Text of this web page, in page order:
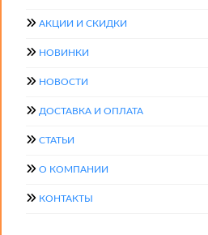
АКЦИИ И СКИДКИ
НОВИНКИ
НОВОСТИ
ДОСТАВКА И ОПЛАТА
СТАТЬИ
О КОМПАНИИ
КОНТАКТЫ